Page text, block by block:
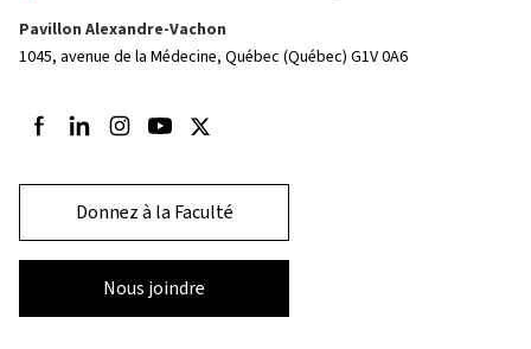
Pavillon Alexandre-Vachon
1045, avenue de la Médecine, Québec (Québec) G1V 0A6
Suivez-nous sur Facebook
Suivez-nous sur LinkedIn
Suivez-nous sur Instagram
Suivez-nous sur Youtube
Suivez-nous sur Twitter
Donnez à la Faculté
Nous joindre